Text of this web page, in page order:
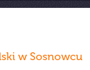
w Sosnowcu